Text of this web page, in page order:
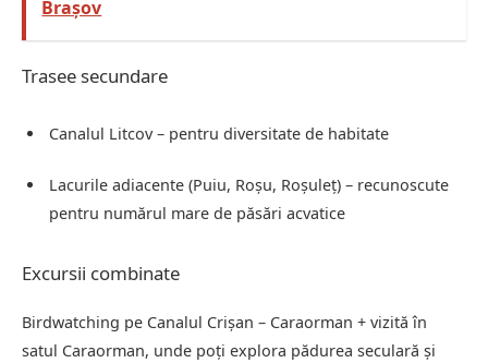
Brașov
Trasee secundare
Canalul Litcov – pentru diversitate de habitate
Lacurile adiacente (Puiu, Roșu, Roșuleț) – recunoscute
pentru numărul mare de păsări acvatice
Excursii combinate
Birdwatching pe Canalul Crișan – Caraorman + vizită în
satul Caraorman, unde poți explora pădurea seculară și